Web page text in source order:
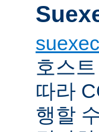
suexec
호스
따라
행할